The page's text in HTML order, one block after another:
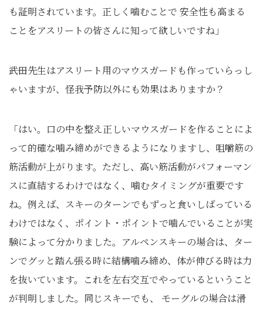
も証明されています。正しく噛むことで 安全性も高まる
ことをアスリートの皆さんに知って欲しいですね」
――武田先生はアスリート用のマウスガードも作っていらっし
ゃいますが、怪我予防以外にも効果はありますか？
「はい。口の中を整え正しいマウスガードを作ることによ
って的確な噛み締めができるようになりますし、咀嚼筋の
筋活動が上がります。ただし、高い筋活動がパフォーマン
スに直結するわけではなく、噛むタイミングが重要です
ね。例えば、スキーのターンでもずっと食いしばっている
わけではなく、ポイント・ポイントで噛んでいることが実
験によって分かりました。アルペンスキーの場合は、ター
ンでグッと踏ん張る時に結構噛み締め、体が伸びる時は力
を抜いています。これを左右交互でやっているということ
が判明しました。同じスキーでも、 モーグルの場合は滑